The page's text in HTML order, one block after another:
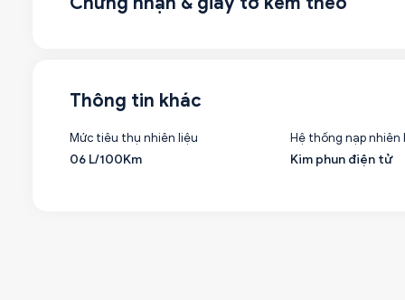
Thông tin khác
Mức tiêu thụ nhiên liệu
06 L/100Km
Hệ thống nạp nhiên
Kim phun điện tử